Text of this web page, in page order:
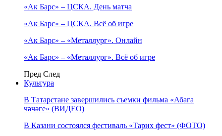
«Ак Барс» – ЦСКА. День матча
«Ак Барс» – ЦСКА. Всё об игре
«Ак Барс» – «Металлург». Онлайн
«Ак Барс» – «Металлург». Всё об игре
Пред След
Культура
В Татарстане завершились съемки фильма «Абага
чәчәге» (ВИДЕО)
В Казани состоялся фестиваль «Тарих фест» (ФОТО)